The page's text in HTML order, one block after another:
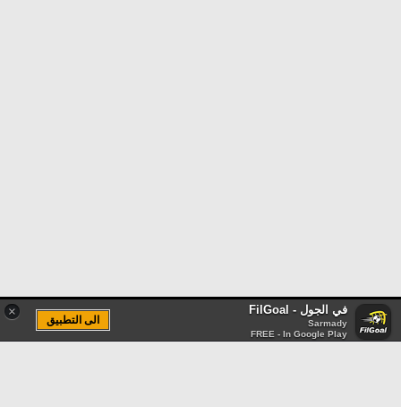
× في الجول - FilGoal
Sarmady
FREE - In Google Play
الى التطبيق